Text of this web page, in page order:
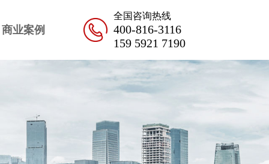
商业案例
全国咨询热线
400-816-3116
159 5921 7190